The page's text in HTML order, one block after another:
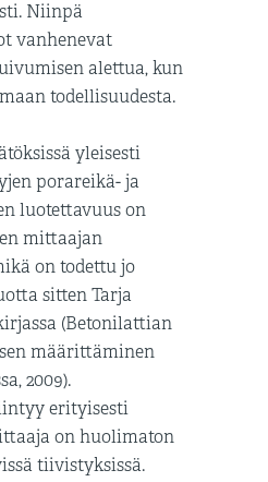
Niinpä
vanhenevat
alettua, kun
todellisuudesta.
yleisesti
porareikä- ja
luotettavuus on
mittaajan
on todettu jo
sitten Tarja
(Betonilattian
määrittäminen
2009).
erityisesti
on huolimaton
tiivistyksissä.